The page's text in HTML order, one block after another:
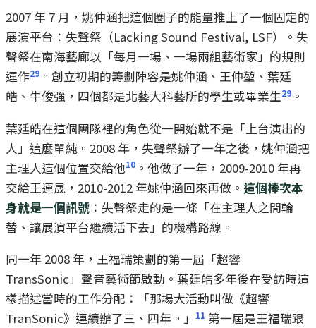
2007 年 7 月，姚仲涵把這個圈子的能量推上了一個固定的
展演平台：失聲祭（Lacking Sound Festival, LSF）。失
聲祭在南海藝廊以「每月一場、一場兩組藝術家」的規則
運作29 。創立初期的籌劃陣容是姚仲涵、王仲堃、葉廷
皓、牛俊強，四個都是北藝大科藝所的學生或畢業生29 。
葉廷皓在這個團隊裡的角色從一開始就不是「上台演出的
人」這麼單純。2008 年，失聲祭辦了一年之後，姚仲涵把
主理人這個位置交給他10 。他做了一年，2009-2010 年再
交給王連晟，2010-2012 年姚仲涵回來再做。 這個棒次本
身就是一個訊號 ：失聲祭走的是一條「在主理人之間輪
替、讓展演平台繼續活下去」的機構路線。
同一年 2008 年，王福瑞策劃的第一屆「超響
TransSonic」聲音藝術節啟動。葉廷皓多年後在受訪時這
樣描述當時的工作分配：「那場大活動叫做《超響
TranSonic》連續辦了三、四年。」
11 第一屆是王福瑞跟